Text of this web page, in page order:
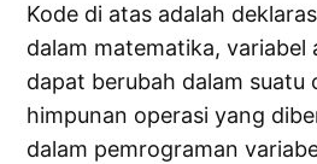
Kode di atas adalah
dalam matematika, variabel
dapat berubah dalam suatu
himpunan operasi yang
dalam pemrograman